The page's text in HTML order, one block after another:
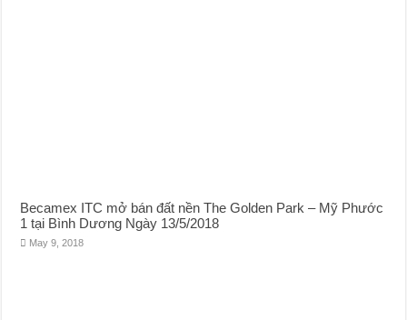
Becamex ITC mở bán đất nền The Golden Park – Mỹ Phước
1 tại Bình Dương Ngày 13/5/2018
May 9, 2018